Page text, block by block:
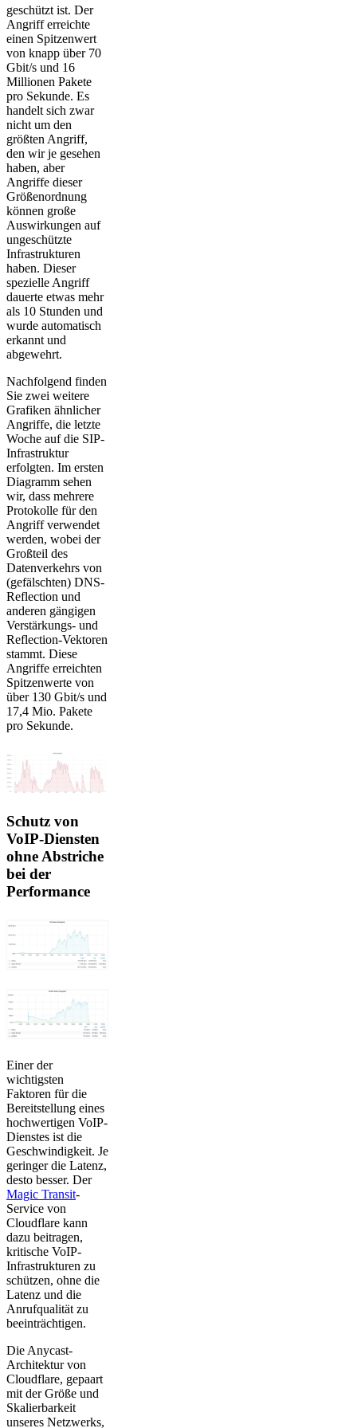
geschützt ist. Der
Angriff erreichte
einen Spitzenwert
von knapp über 70
Gbit/s und 16
Millionen Pakete
pro Sekunde. Es
handelt sich zwar
nicht um den
größten Angriff,
den wir je gesehen
haben, aber
Angriffe dieser
Größenordnung
können große
Auswirkungen auf
ungeschützte
Infrastrukturen
haben. Dieser
spezielle Angriff
dauerte etwas mehr
als 10 Stunden und
wurde automatisch
erkannt und
abgewehrt.
Nachfolgend finden
Sie zwei weitere
Grafiken ähnlicher
Angriffe, die letzte
Woche auf die SIP-
Infrastruktur
erfolgten. Im ersten
Diagramm sehen
wir, dass mehrere
Protokolle für den
Angriff verwendet
werden, wobei der
Großteil des
Datenverkehrs von
(gefälschten) DNS-
Reflection und
anderen gängigen
Verstärkungs- und
Reflection-Vektoren
stammt. Diese
Angriffe erreichten
Spitzenwerte von
über 130 Gbit/s und
17,4 Mio. Pakete
pro Sekunde.
Schutz von
VoIP-Diensten
ohne Abstriche
bei der
Performance
Einer der
wichtigsten
Faktoren für die
Bereitstellung eines
hochwertigen VoIP-
Dienstes ist die
Geschwindigkeit. Je
geringer die Latenz,
desto besser. Der
Magic Transit-
Service von
Cloudflare kann
dazu beitragen,
kritische VoIP-
Infrastrukturen zu
schützen, ohne die
Latenz und die
Anrufqualität zu
beeinträchtigen.
Die Anycast-
Architektur von
Cloudflare, gepaart
mit der Größe und
Skalierbarkeit
unseres Netzwerks,